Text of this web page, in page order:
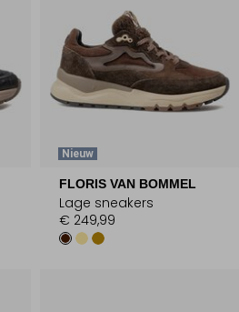
Nieuw
FLORIS VAN BOMMEL
Lage sneakers
€ 249,99